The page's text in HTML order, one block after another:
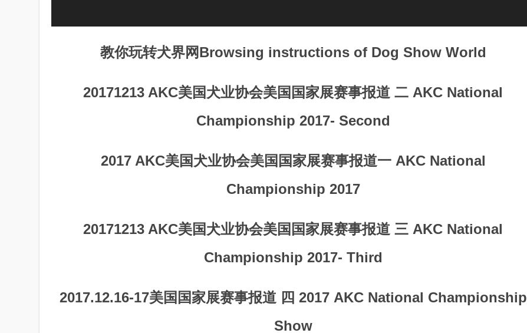
教你玩转犬界网Browsing instructions of Dog Show World
20171213 AKC美国犬业协会美国国家展赛事报道 二 AKC National
Championship 2017- Second
2017 AKC美国犬业协会美国国家展赛事报道一 AKC National
Championship 2017
20171213 AKC美国犬业协会美国国家展赛事报道 三 AKC National
Championship 2017- Third
2017.12.16-17美国国家展赛事报道 四 2017 AKC National Championship
Show